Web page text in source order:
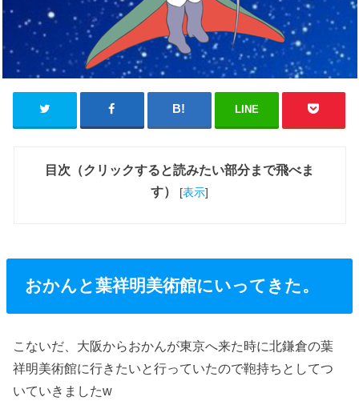
LINE
目次（クリックすると読みたい部分まで飛べま
す）
[表示]
おかんと葉祥明美術館にいってきた。
こないだ、大阪からおかんが東京へ来た時に北鎌倉の葉
祥明美術館に行きたいと行っていたので鞄持ちとしてつ
いていきましたw